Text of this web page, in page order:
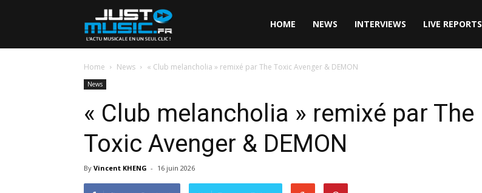
HOME NEWS INTERVIEWS LIVE REPORTS
Home News « Club melancholia » remixé par The Toxic Avenger & DEMON
News
« Club melancholia » remixé par The
Toxic Avenger & DEMON
By Vincent KHENG - 16 juin 2026